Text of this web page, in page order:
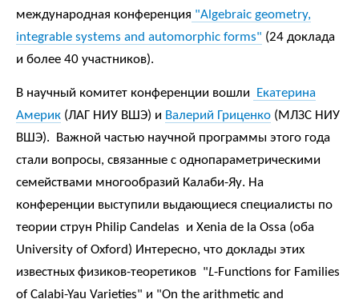
международная конференция "Algebraic geometry,
integrable systems and automorphic forms" (24 доклада
и более 40 участников).
В научный комитет конференции вошли
Екатерина
Америк (ЛАГ НИУ ВШЭ) и Валерий Гриценко (МЛЗС НИУ
ВШЭ). Важной частью научной программы этого года
стали вопросы, связанные с однопараметрическими
семействами многообразий Калаби-Яу. На
конференции выступили выдающиеся специалисты по
теории струн Philip Candelas и Xenia de la Ossa (оба
University of Oxford) Интересно, что доклады этих
известных физиков-теоретиков "L-Functions for Families
of Calabi-Yau Varieties" и "On the arithmetic and